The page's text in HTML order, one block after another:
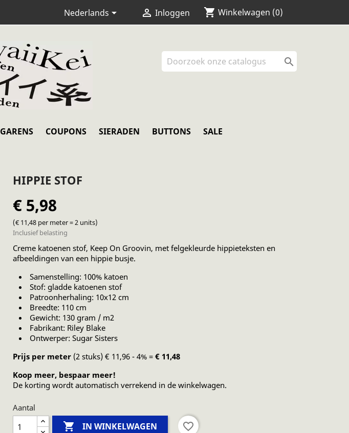
Nederlands  Inloggen shopping_cart Winkelwagen (0)
GARENS COUPONS SIERADEN BUTTONS SALE

HIPPIE STOF
€ 5,98
(€ 11,48 per meter = 2 units)
Inclusief belasting
Creme katoenen stof, Keep On Groovin, met felgekleurde hippieteksten en
afbeeldingen van een hippie busje.
Samenstelling: 100% katoen
Stof: gladde katoenen stof
Patroonherhaling: 10x12 cm
Breedte: 110 cm
Gewicht: 130 gram / m2
Fabrikant: Riley Blake
Ontwerper: Sugar Sisters
Prijs per meter (2 stuks) € 11,96 - 4% = € 11,48
Koop meer, bespaar meer!
De korting wordt automatisch verrekend in de winkelwagen.
Aantal
 IN WINKELWAGEN favorite_border